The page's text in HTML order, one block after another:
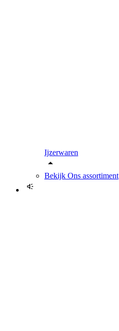
Ijzerwaren
Bekijk Ons assortiment